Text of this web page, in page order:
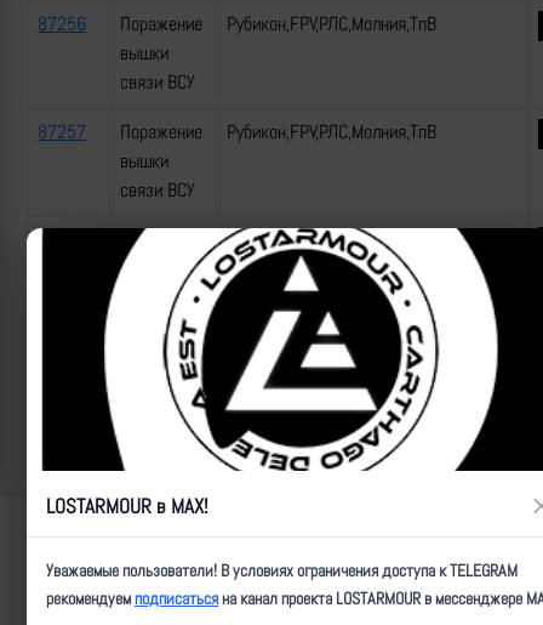
87256
Поражение
вышки
связи ВСУ
Рубикон,FPV,РЛС,Молния,ТпВ
87257
Поражение
вышки
связи ВСУ
Рубикон,FPV,РЛС,Молния,ТпВ
87251
Поражение
автомобиля
Рубикон,FPV,автотранспорт,Молния,ТпВ
87250 | Автор:admin | Дата:2026-06-02 | Просмотров: 271
_нарезка
Популярные за сегодня видео
Lostarmour | Carthago Delenda Est | 2014-2026
LOSTARMOUR в MAX!
Уважаемые пользователи! В условиях ограничения доступа к TELEGRAM
рекомендуемподписатьсяна канал проекта LOSTARMOUR в мессенджере